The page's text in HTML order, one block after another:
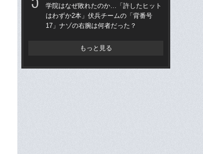
学院はなぜ敗れたのか…「許したヒット
はわずか2本」伏兵チームの「背番号
17」ナゾの右腕は何者だった？
もっと見る